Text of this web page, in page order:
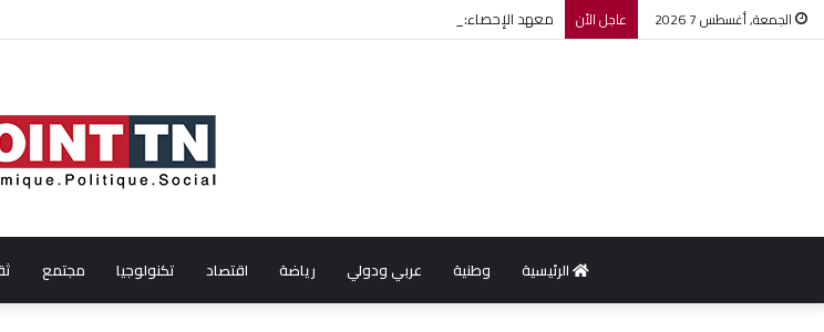
الجمعة, أغسطس 7 2026 عاجل الأن معهد الإحصاء: مؤشر أسعار الاستهلاك يرتفع بنسبة 0,2% خلال شهر جويلية 2026
الرئيسية وطنية عربي ودولي رياضة اقتصاد تكنولوجيا مجتمع